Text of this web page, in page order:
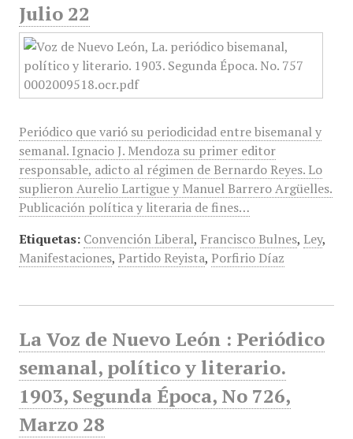
Julio 22
Periódico que varió su periodicidad entre bisemanal y
semanal. Ignacio J. Mendoza su primer editor
responsable, adicto al régimen de Bernardo Reyes. Lo
suplieron Aurelio Lartigue y Manuel Barrero Argüelles.
Publicación política y literaria de fines…
Etiquetas: Convención Liberal, Francisco Bulnes, Ley,
Manifestaciones, Partido Reyista, Porfirio Díaz
La Voz de Nuevo León : Periódico
semanal, político y literario.
1903, Segunda Época, No 726,
Marzo 28